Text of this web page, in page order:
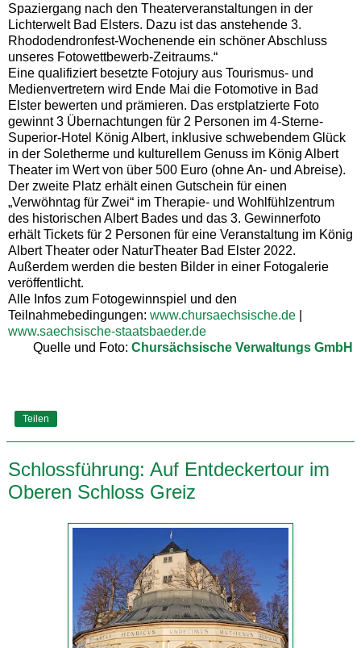
Spaziergang nach den Theaterveranstaltungen in der
Lichterwelt Bad Elsters. Dazu ist das anstehende 3.
Rhododendronfest-Wochenende ein schöner Abschluss
unseres Fotowettbewerb-Zeitraums.“
Eine qualifiziert besetzte Fotojury aus Tourismus- und
Medienvertretern wird Ende Mai die Fotomotive in Bad
Elster bewerten und prämieren. Das erstplatzierte Foto
gewinnt 3 Übernachtungen für 2 Personen im 4-Sterne-
Superior-Hotel König Albert, inklusive schwebendem Glück
in der Soletherme und kulturellem Genuss im König Albert
Theater im Wert von über 500 Euro (ohne An- und Abreise).
Der zweite Platz erhält einen Gutschein für einen
„Verwöhntag für Zwei“ im Therapie- und Wohlfühlzentrum
des historischen Albert Bades und das 3. Gewinnerfoto
erhält Tickets für 2 Personen für eine Veranstaltung im König
Albert Theater oder NaturTheater Bad Elster 2022.
Außerdem werden die besten Bilder in einer Fotogalerie
veröffentlicht.
Alle Infos zum Fotogewinnspiel und den
Teilnahmebedingungen: www.chursaechsische.de
www.saechsische-staatsbaeder.de
Quelle und Foto: Chursächsische Verwaltungs GmbH
Teilen
Schlossführung: Auf Entdeckertour im
Oberen Schloss Greiz